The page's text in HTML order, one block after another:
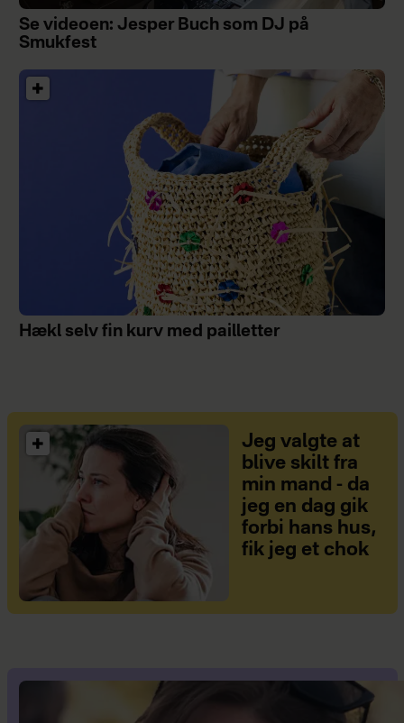
Se videoen: Jesper Buch som DJ på
Smukfest
Hækl selv fin kurv med pailletter
Jeg valgte at
blive skilt fra
min mand - da
jeg en dag gik
forbi hans hus,
fik jeg et chok